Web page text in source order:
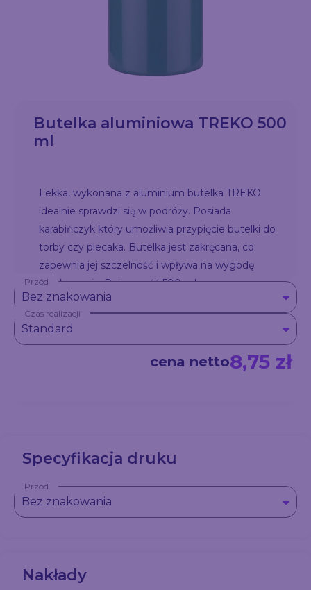
Butelka aluminiowa TREKO 500
ml
Lekka, wykonana z aluminium butelka TREKO
idealnie sprawdzi się w podróży. Posiada
karabińczyk który umożliwia przypięcie butelki do
torby czy plecaka. Butelka jest zakręcana, co
zapewnia jej szczelność i wpływa na wygodę
użytkowania. Pojemność 500 ml.
Przód
Bez znakowania
Czas realizacji
Standard
cena netto8,75 zł
Specyfikacja druku
Przód
Bez znakowania
Nakłady